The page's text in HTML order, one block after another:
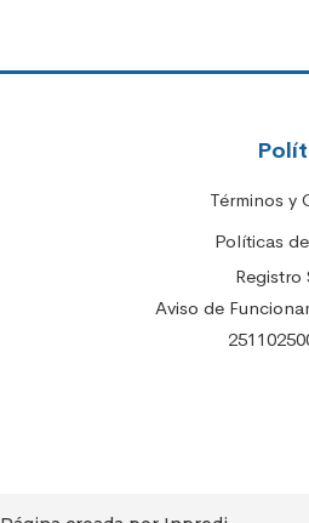
Términos y
Políticas
Registro
Aviso de